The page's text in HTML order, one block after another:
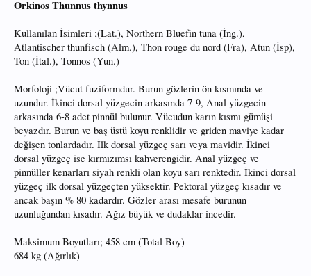
Orkinos Thunnus thynnus
Kullanılan İsimleri ;(Lat.), Northern Bluefin tuna (İng.),
Atlantischer thunfisch (Alm.), Thon rouge du nord (Fra), Atun (İsp),
Ton (İtal.), Tonnos (Yun.)
Morfoloji ;Vücut fuziformdur. Burun gözlerin ön kısmında ve
uzundur. İkinci dorsal yüzgecin arkasında 7-9, Anal yüzgecin
arkasında 6-8 adet pinnül bulunur. Vücudun karın kısmı gümüşi
beyazdır. Burun ve baş üstü koyu renklidir ve griden maviye kadar
değişen tonlardadır. İlk dorsal yüzgeç sarı veya mavidir. İkinci
dorsal yüzgeç ise kırmızımsı kahverengidir. Anal yüzgeç ve
pinnüller kenarları siyah renkli olan koyu sarı renktedir. İkinci dorsal
yüzgeç ilk dorsal yüzgeçten yüksektir. Pektoral yüzgeç kısadır ve
ancak başın % 80 kadardır. Gözler arası mesafe burunun
uzunluğundan kısadır. Ağız büyük ve dudaklar incedir.
Maksimum Boyutları; 458 cm (Total Boy)
684 kg (Ağırlık)